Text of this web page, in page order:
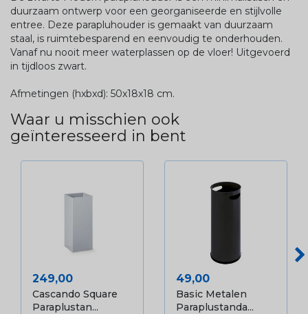
duurzaam ontwerp voor een georganiseerde en stijlvolle
entree. Deze parapluhouder is gemaakt van duurzaam
staal, is ruimtebesparend en eenvoudig te onderhouden.
Vanaf nu nooit meer waterplassen op de vloer! Uitgevoerd
in tijdloos zwart.
Afmetingen (hxbxd): 50x18x18 cm.
Waar u misschien ook
geïnteresseerd in bent
Prijs
249,00
Cascando Square
Paraplustan...
Prijs
49,00
Basic Metalen
Paraplustanda...